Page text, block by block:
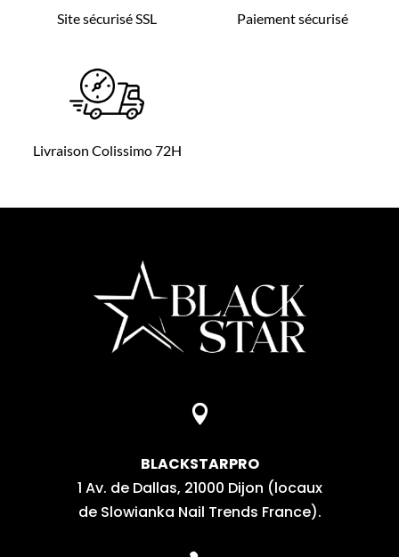
Site sécurisé SSL Paiement sécurisé
Livraison Colissimo 72H

BLACKSTARPRO
1 Av. de Dallas, 21000 Dijon (locaux
de Slowianka Nail Trends France).